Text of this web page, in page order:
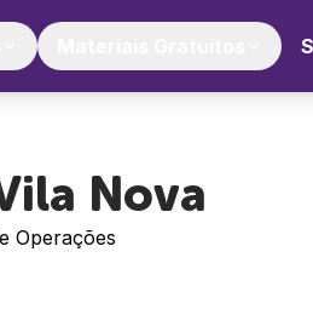
Nova
Operações